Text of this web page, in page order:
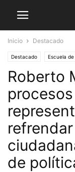
Inicio Destacado
Destacado Escuela
Roberto
de